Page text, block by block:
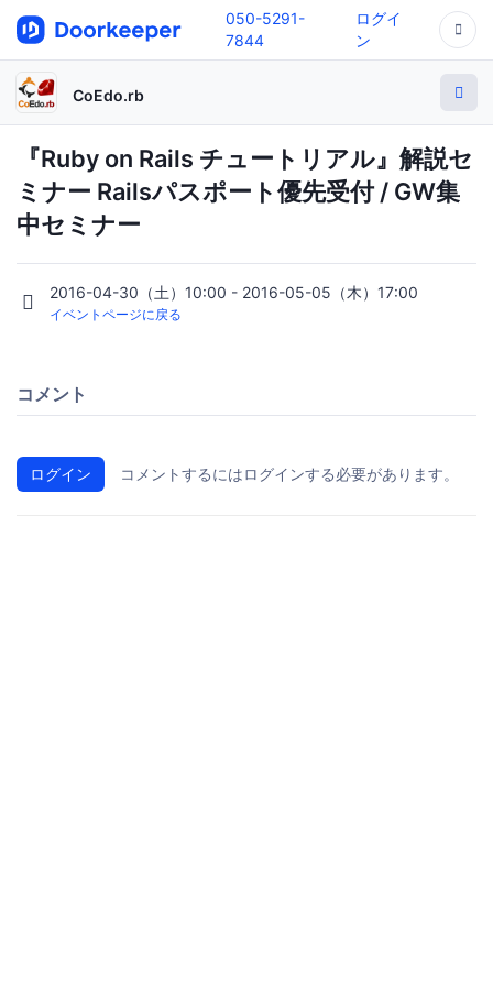
050-5291-
7844
ログイ
ン
CoEdo.rb
『Ruby on Rails チュートリアル』解説セ
ミナー Railsパスポート優先受付 / GW集
中セミナー
2016-04-30（土）10:00 - 2016-05-05（木）17:00
イベントページに戻る
コメント
ログイン コメントするにはログインする必要があります。